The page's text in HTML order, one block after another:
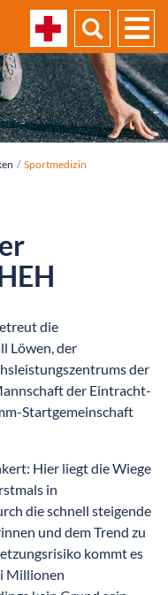
Sportmedizin
die
Löwen, der
der
der Eintracht-
Startgemeinschaft
Hier liegt die Wiege
in
die schnell steigende
und dem Trend zu
kommt es
Millionen